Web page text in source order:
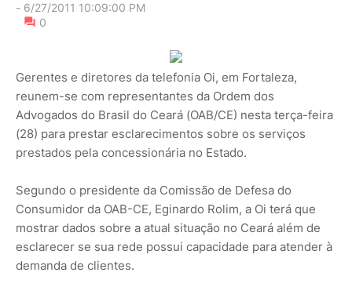
- 6/27/2011 10:09:00 PM
0
Gerentes e diretores da telefonia Oi, em Fortaleza,
reunem-se com representantes da Ordem dos
Advogados do Brasil do Ceará (OAB/CE) nesta terça-feira
(28) para prestar esclarecimentos sobre os serviços
prestados pela concessionária no Estado.
Segundo o presidente da Comissão de Defesa do
Consumidor da OAB-CE, Eginardo Rolim, a Oi terá que
mostrar dados sobre a atual situação no Ceará além de
esclarecer se sua rede possui capacidade para atender à
demanda de clientes.